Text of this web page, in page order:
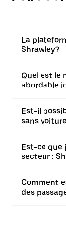
La
Shrawley?
Quel est le
abordable
Est-il
sans
Est-ce que
secteur :
Comment
des